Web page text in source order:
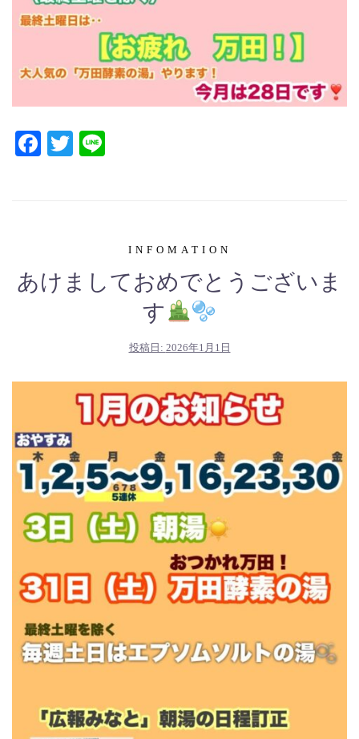
Facebook
Twitter
INFOMATION
あけましておめでとうございま
す
投稿日: 2026年1月1日